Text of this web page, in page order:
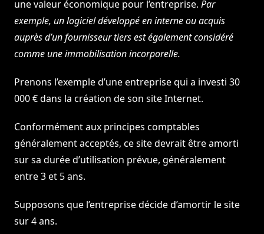
une valeur économique pour l’entreprise. Par
exemple, un logiciel développé en interne ou acquis
auprès d’un fournisseur tiers est également considéré
comme une immobilisation incorporelle.
Prenons l’exemple d’une entreprise qui a investi 30
000 € dans la création de son site Internet.
Conformément aux principes comptables
généralement acceptés, ce site devrait être amorti
sur sa durée d’utilisation prévue, généralement
entre 3 et 5 ans.
Supposons que l’entreprise décide d’amortir le site
sur 4 ans.